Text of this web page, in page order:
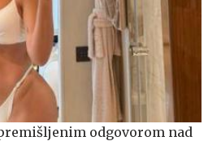
odgovorom nad